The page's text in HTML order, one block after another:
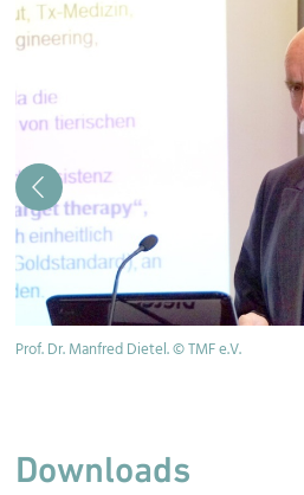
Prof. Dr. Manfred Dietel. © TMF e.V.
Downloads